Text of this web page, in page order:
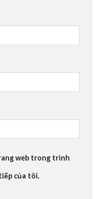
web trong trình
của tôi.